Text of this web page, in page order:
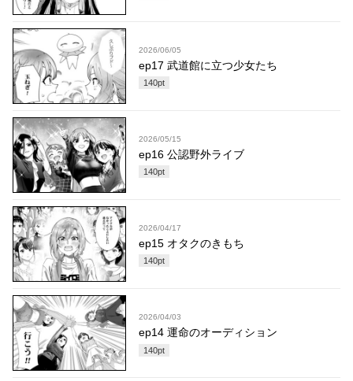
2026/06/05
ep17 武道館に立つ少女たち
140pt
2026/05/15
ep16 公認野外ライブ
140pt
2026/04/17
ep15 オタクのきもち
140pt
2026/04/03
ep14 運命のオーディション
140pt